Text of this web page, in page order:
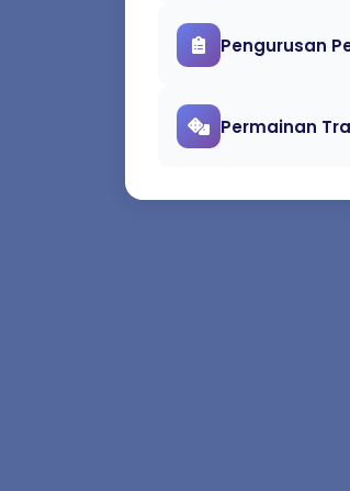
Pengurusan
Permainan